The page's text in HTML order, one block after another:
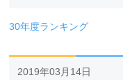
30年度ランキング
2019年03月14日